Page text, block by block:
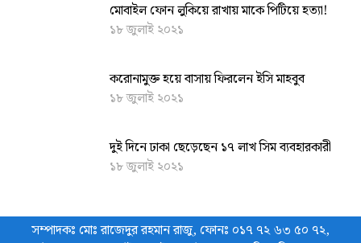
মোবাইল ফোন লুকিয়ে রাখায় মাকে পিটিয়ে হত্যা!
১৮ জুলাই ২০২১
করোনামুক্ত হয়ে বাসায় ফিরলেন ইসি মাহবুব
১৮ জুলাই ২০২১
দুই দিনে ঢাকা ছেড়েছেন ১৭ লাখ সিম ব্যবহারকারী
১৮ জুলাই ২০২১
সম্পাদকঃ মোঃ রাজেদুর রহমান রাজু, ফোনঃ ০১৭ ৭২ ৬৩ ৫০ ৭২,